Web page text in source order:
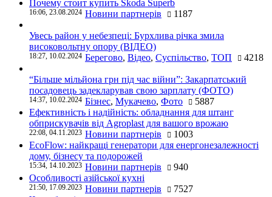
Почему стоит купить Skoda Superb
16:06, 23.08.2024 Новини партнерів 1187
Увесь район у небезпеці: Бурхлива річка змила
високовольтну опору (ВІДЕО)
18:27, 10.02.2024 Берегово, Відео, Суспільство, ТОП 4218
“Більше мільйона грн під час війни”: Закарпатський
посадовець задекларував свою зарплату (ФОТО)
14:37, 10.02.2024 Бізнес, Мукачево, Фото
5887
Ефективність і надійність: обладнання для штанг
обприскувачів від Agroplast для вашого врожаю
22:08, 04.11.2023 Новини партнерів
1003
EcoFlow: найкращі генератори для енергонезалежності
дому, бізнесу та подорожей
15:34, 14.10.2023 Новини партнерів
940
Особливості азійської кухні
21:50, 17.09.2023 Новини партнерів
7527